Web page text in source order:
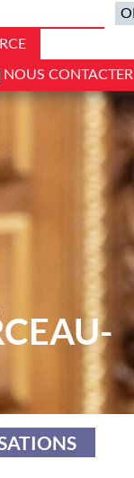
NOUS CONTACTER